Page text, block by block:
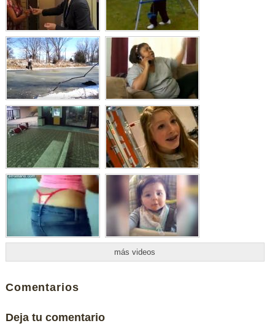
más videos
Comentarios
Deja tu comentario